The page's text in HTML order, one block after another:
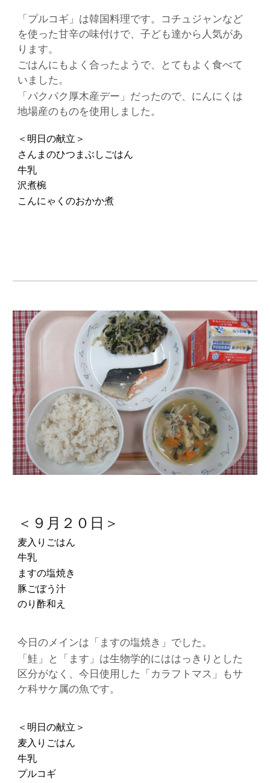
「プルコギ」は韓国料理です。コチュジャンなど
を使った甘辛の味付けで、子ども達から人気があ
ります。
ごはんにもよく合ったようで、とてもよく食べて
いました。
「パクパク厚木産デー」だったので、にんにくは
地場産のものを使用しました。
＜明日の献立＞
さんまのひつまぶしごはん
牛乳
沢煮椀
こんにゃくのおかか煮
＜９月２０日＞
麦入りごはん
牛乳
ますの塩焼き
豚ごぼう汁
のり酢和え
今日のメインは「ますの塩焼き」でした。
「鮭」と「ます」は生物学的にははっきりとした
区分がなく、今日使用した「カラフトマス」もサ
ケ科サケ属の魚です。
＜明日の献立＞
麦入りごはん
牛乳
プルコギ